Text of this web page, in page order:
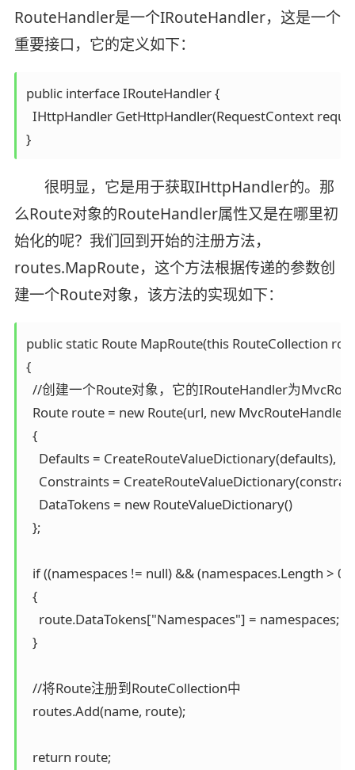
RouteHandler是一个IRouteHandler，这是一个
重要接口，它的定义如下：
public interface IRouteHandler {
IHttpHandler GetHttpHandler(RequestContext
}
很明显，它是用于获取IHttpHandler的。那
么Route对象的RouteHandler属性又是在哪里初
始化的呢？我们回到开始的注册方法，
routes.MapRoute，这个方法根据传递的参数创
建一个Route对象，该方法的实现如下：
public static Route MapRoute(this RouteCollection
{
//创建一个Route对象，它的IRouteHandler为
Route route = new Route(url, new
  {
    Defaults = CreateRouteValueDictionary(defaults),
Constraints =
    DataTokens = new RouteValueDictionary()
  };
  if ((namespaces != null) && (namespaces.Length > 0))
  {
    route.DataTokens["Namespaces"] = namespaces;
  }
  //将Route注册到RouteCollection中
  routes.Add(name, route);
  return route;